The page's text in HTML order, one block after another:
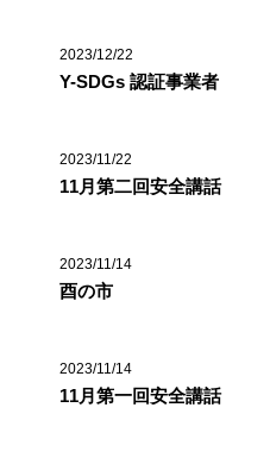
2023/12/22
Y-SDGs 認証事業者
2023/11/22
11月第二回安全講話
2023/11/14
酉の市
2023/11/14
11月第一回安全講話